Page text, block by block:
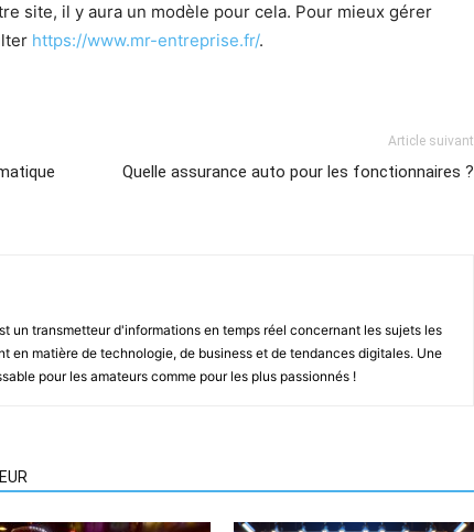
site, il y aura un modèle pour cela. Pour mieux gérer
https://www.mr-entreprise.fr/.
Article suivant
Quelle assurance auto pour les fonctionnaires ?
un transmetteur d'informations en temps réel concernant les sujets les
en matière de technologie, de business et de tendances digitales. Une
pour les amateurs comme pour les plus passionnés !